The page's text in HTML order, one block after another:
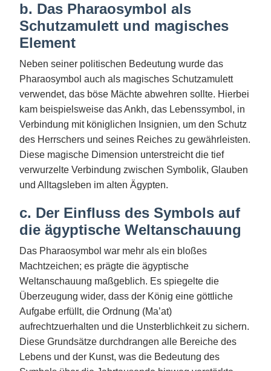
b. Das Pharaosymbol als
Schutzamulett und magisches
Element
Neben seiner politischen Bedeutung wurde das
Pharaosymbol auch als magisches Schutzamulett
verwendet, das böse Mächte abwehren sollte. Hierbei
kam beispielsweise das Ankh, das Lebenssymbol, in
Verbindung mit königlichen Insignien, um den Schutz
des Herrschers und seines Reiches zu gewährleisten.
Diese magische Dimension unterstreicht die tief
verwurzelte Verbindung zwischen Symbolik, Glauben
und Alltagsleben im alten Ägypten.
c. Der Einfluss des Symbols auf
die ägyptische Weltanschauung
Das Pharaosymbol war mehr als ein bloßes
Machtzeichen; es prägte die ägyptische
Weltanschauung maßgeblich. Es spiegelte die
Überzeugung wider, dass der König eine göttliche
Aufgabe erfüllt, die Ordnung (Ma’at)
aufrechtzuerhalten und die Unsterblichkeit zu sichern.
Diese Grundsätze durchdrangen alle Bereiche des
Lebens und der Kunst, was die Bedeutung des